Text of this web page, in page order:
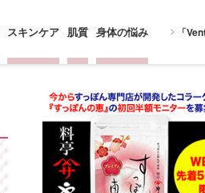
スキンケア 肌質 身体の悩み 「